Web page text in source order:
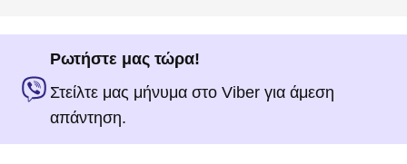
Ρωτήστε μας τώρα!
Στείλτε μας μήνυμα στο Viber για άμεση
απάντηση.